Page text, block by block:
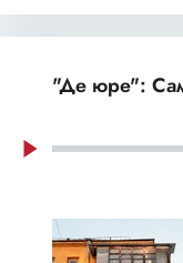
"Де юре":